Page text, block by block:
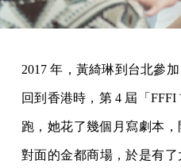
2017 年，黃綺琳到台北參加
回到香港時，第 4 屆「
跑，她花了幾個月寫劇本
對面的金都商場，於是有了